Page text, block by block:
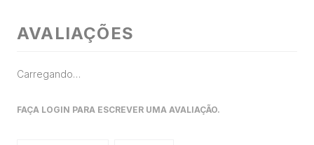
AVALIAÇÕES
Carregando…
FAÇA LOGIN PARA ESCREVER UMA AVALIAÇÃO.